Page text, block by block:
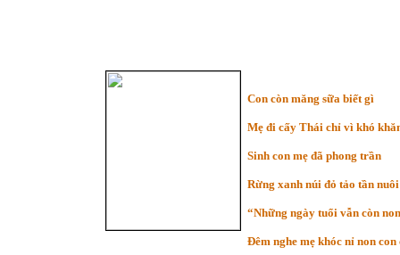
Con còn măng sữa biết gì
Mẹ đi cấy Thái chỉ vì khó
Sinh con mẹ đã phong trần
Rừng xanh núi đỏ tảo tần
“Những ngày tuổi vẫn còn
Đêm nghe mẹ khóc nỉ non